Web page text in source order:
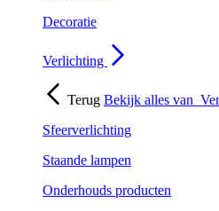
Decoratie
Verlichting
Terug Bekijk alles van
Sfeerverlichting
Staande lampen
Onderhouds producten